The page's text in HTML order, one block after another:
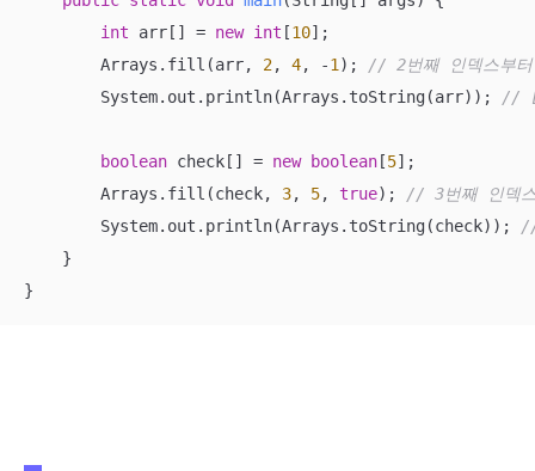
int arr[] = new int [10];
        Arrays.fill(arr,
2, 4, -1); // 2번째 인덱스부
        System.out.println(Arrays.toString(arr));
//
boolean check[] = new boolean [5];
        Arrays.fill(check,
3, 5, true); // 3번째 인덱
        System.out.println(Arrays.toString(check));
    }
}